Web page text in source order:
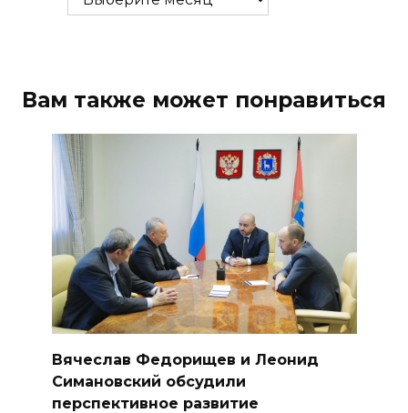
Вам также может понравиться
Вячеслав Федорищев и Леонид
Симановский обсудили
перспективное развитие